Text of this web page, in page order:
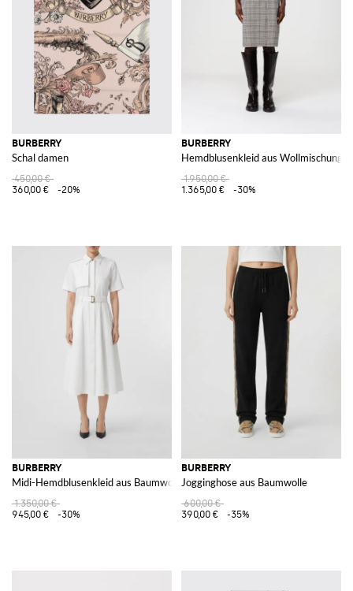
BURBERRY
Schal damen
450,00 €
360,00 €
-20%
BURBERRY
Hemdblusenkleid aus Wollmischung
1.950,00 €
1.365,00 €
-30%
BURBERRY
Midi-Hemdblusenkleid aus Baumwolle mit verstellbarem Taillengürtel
1.350,00 €
945,00 €
-30%
BURBERRY
Jogginghose aus Baumwolle
600,00 €
390,00 €
-35%